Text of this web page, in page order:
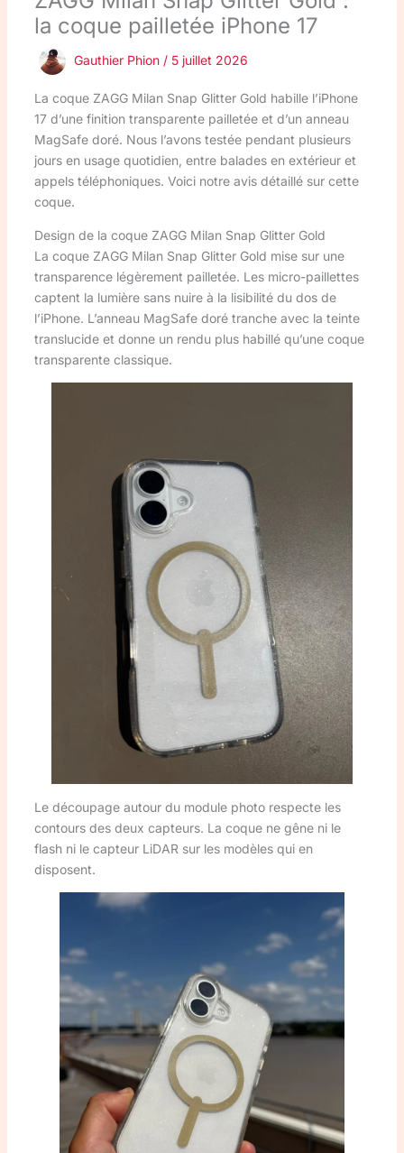
la coque pailletée iPhone 17
Gauthier Phion / 5 juillet 2026
La coque ZAGG Milan Snap Glitter Gold habille l’iPhone
17 d’une finition transparente pailletée et d’un anneau
MagSafe doré. Nous l’avons testée pendant plusieurs
jours en usage quotidien, entre balades en extérieur et
appels téléphoniques. Voici notre avis détaillé sur cette
coque.
Design de la coque ZAGG Milan Snap Glitter Gold
La coque ZAGG Milan Snap Glitter Gold mise sur une
transparence légèrement pailletée. Les micro-paillettes
captent la lumière sans nuire à la lisibilité du dos de
l’iPhone. L’anneau MagSafe doré tranche avec la teinte
translucide et donne un rendu plus habillé qu’une coque
transparente classique.
Le découpage autour du module photo respecte les
contours des deux capteurs. La coque ne gêne ni le
flash ni le capteur LiDAR sur les modèles qui en
disposent.